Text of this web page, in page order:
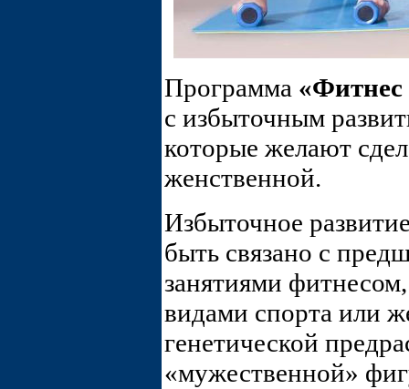
Программа
с избыточным
которые желают
женственной.
Избыточное
быть связано с
занятиями
видами спорта или
генетической
«мужественной»